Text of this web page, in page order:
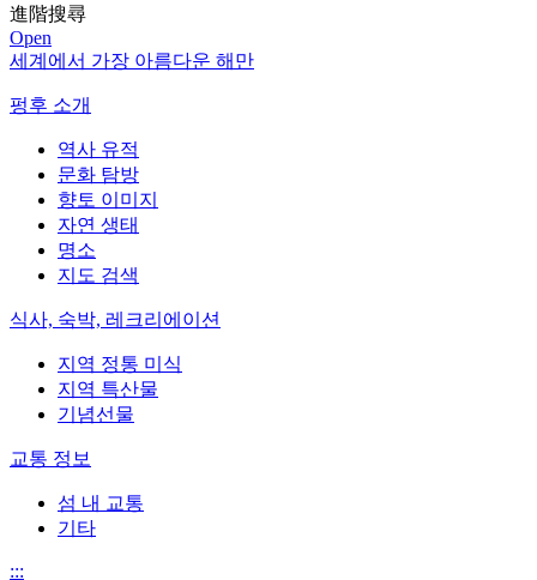
進階搜尋
Open
세계에서 가장 아름다운 해만
펑후 소개
역사 유적
문화 탐방
향토 이미지
자연 생태
명소
지도 검색
식사, 숙박, 레크리에이션
지역 정통 미식
지역 특산물
기념선물
교통 정보
섬 내 교통
기타
:::